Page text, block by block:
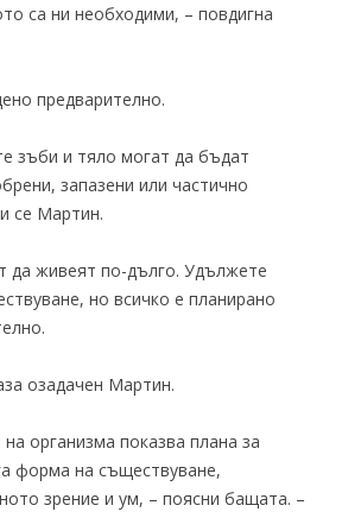
са ни необходими, – повдигна
предварително.
зъби и тяло могат да бъдат
запазени или частично
се Мартин.
да живеят по-дълго. Удължете
но всичко е планирано
озадачен Мартин.
организма показва плана за
форма на съществуване,
зрение и ум, – поясни бащата. –